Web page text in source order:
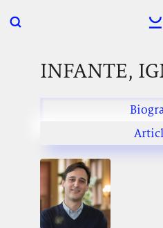
INFANTE,